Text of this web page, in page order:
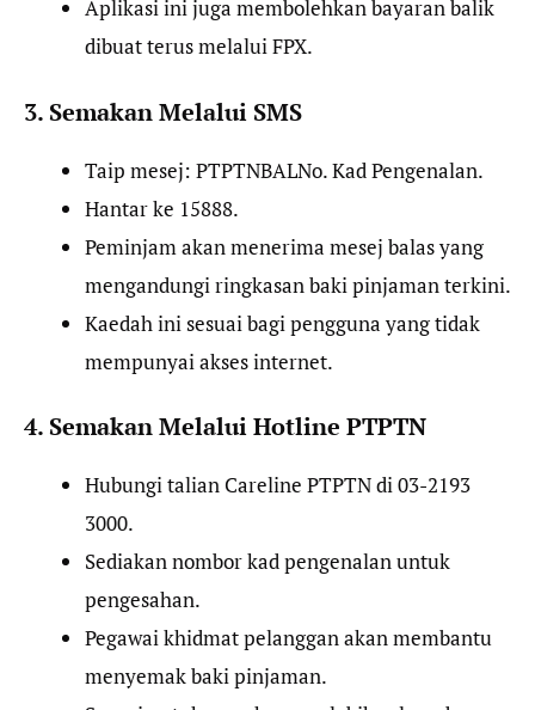
Aplikasi ini juga membolehkan bayaran balik
dibuat terus melalui FPX.
3. Semakan Melalui SMS
Taip mesej: PTPTNBALNo. Kad Pengenalan.
Hantar ke 15888.
Peminjam akan menerima mesej balas yang
mengandungi ringkasan baki pinjaman terkini.
Kaedah ini sesuai bagi pengguna yang tidak
mempunyai akses internet.
4. Semakan Melalui Hotline PTPTN
Hubungi talian Careline PTPTN di 03-2193
3000.
Sediakan nombor kad pengenalan untuk
pengesahan.
Pegawai khidmat pelanggan akan membantu
menyemak baki pinjaman.